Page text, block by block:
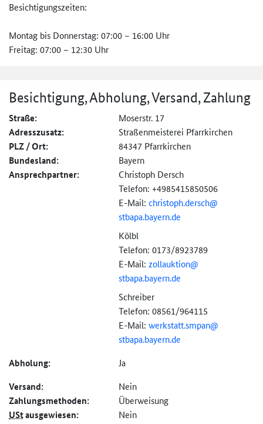
Besichtigungszeiten:
Montag bis Donnerstag: 07:00 – 16:00 Uhr
Freitag: 07:00 – 12:30 Uhr
Besichtigung, Abholung, Versand, Zahlung
Straße: Moserstr. 17
Adresszusatz: Straßenmeisterei Pfarrkirchen
PLZ / Ort: 84347 Pfarrkirchen
Bundesland: Bayern
Ansprechpartner:
Christoph Dersch
Telefon: +4985415850506
E-Mail: christoph.dersch@
stbapa.bayern.de
Kölbl
Telefon: 0173/8923789
E-Mail: zollauktion@
stbapa.bayern.de
Schreiber
Telefon: 08561/964115
E-Mail: werkstatt.smpan@
stbapa.bayern.de
Abholung: Ja
Versand: Nein
Zahlungs­methoden: Überweisung
UStausgewiesen: Nein